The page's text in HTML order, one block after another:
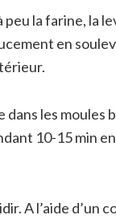
peu la farine, la
en
dans les moules
10-15 min
A l’aide d’un